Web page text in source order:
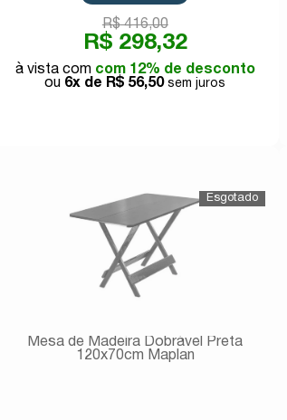
R$ 298,32
com 12% de desconto
R$ 416,00
6x de R$ 56,50
Mesa de Madeira Dobrável Preta
120x70cm Maplan